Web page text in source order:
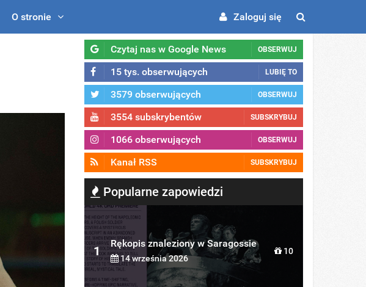
O stronie Zaloguj się
Czytaj nas w Google News OBSERWUJ
15 tys. obserwujących LUBIĘ TO
3579 obserwujących OBSERWUJ
3554 subskrybentów SUBSKRYBUJ
1066 obserwujących OBSERWUJ
Kanał RSS SUBSKRYBUJ
Popularne zapowiedzi
1
Rękopis znaleziony w Saragossie
14 września 2026
10